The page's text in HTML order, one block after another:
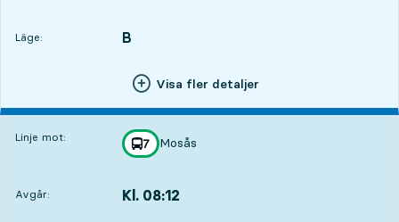
Läge:
LÄGE, B
,
Visa fler detaljer
Linje mot: linje
7
mot
Mosås
,
Avgår: Kl. 08:12